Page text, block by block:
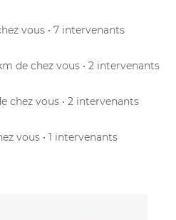
vous • 7 intervenants
de chez vous • 2 intervenants
chez vous • 2 intervenants
vous • 1 intervenants